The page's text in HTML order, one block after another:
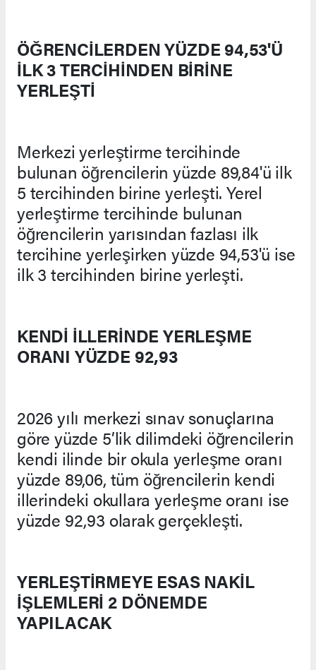
ÖĞRENCİLERDEN YÜZDE 94,53'Ü
İLK 3 TERCİHİNDEN BİRİNE
YERLEŞTİ
Merkezi yerleştirme tercihinde
bulunan öğrencilerin yüzde 89,84'ü ilk
5 tercihinden birine yerleşti. Yerel
yerleştirme tercihinde bulunan
öğrencilerin yarısından fazlası ilk
tercihine yerleşirken yüzde 94,53'ü ise
ilk 3 tercihinden birine yerleşti.
KENDİ İLLERİNDE YERLEŞME
ORANI YÜZDE 92,93
2026 yılı merkezi sınav sonuçlarına
göre yüzde 5’lik dilimdeki öğrencilerin
kendi ilinde bir okula yerleşme oranı
yüzde 89,06, tüm öğrencilerin kendi
illerindeki okullara yerleşme oranı ise
yüzde 92,93 olarak gerçekleşti.
YERLEŞTİRMEYE ESAS NAKİL
İŞLEMLERİ 2 DÖNEMDE
YAPILACAK